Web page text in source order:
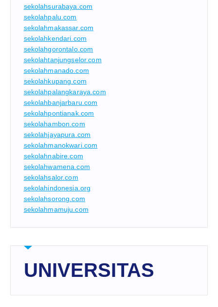
sekolahsurabaya.com
sekolahpalu.com
sekolahmakassar.com
sekolahkendari.com
sekolahgorontalo.com
sekolahtanjungselor.com
sekolahmanado.com
sekolahkupang.com
sekolahpalangkaraya.com
sekolahbanjarbaru.com
sekolahpontianak.com
sekolahambon.com
sekolahjayapura.com
sekolahmanokwari.com
sekolahnabire.com
sekolahwamena.com
sekolahsalor.com
sekolahindonesia.org
sekolahsorong.com
sekolahmamuju.com
UNIVERSITAS